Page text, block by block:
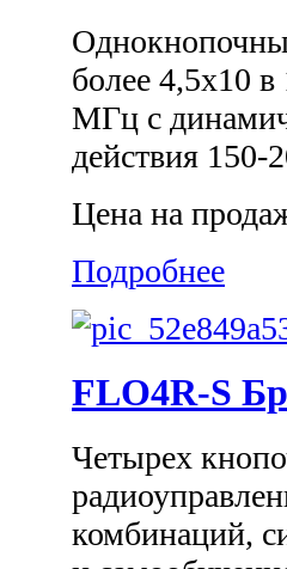
более 4,5х10
МГц с
действия 150-
Цена на
Подробнее
FLO4R-S
Четырех
комбинаций,